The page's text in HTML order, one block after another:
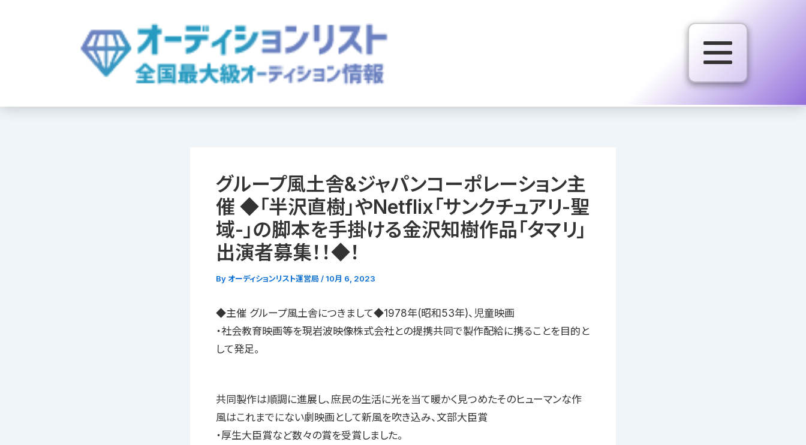
グループ風土舎&ジャパンコーポレーション主
催 ◆「半沢直樹」やNetflix「サンクチュアリ-聖
域-」の脚本を手掛ける金沢知樹作品「タマリ」
出演者募集！！◆！
By オーディションリスト運営局 /10月 6, 2023
◆主催 グループ風土舎につきまして◆1978年(昭和53年)、児童映画
・社会教育映画等を現岩波映像株式会社との提携共同で製作配給に携ることを目的と
して発足。
共同製作は順調に進展し、庶民の生活に光を当て暖かく見つめたそのヒューマンな作
風はこれまでにない劇映画として新風を吹き込み、文部大臣賞
・厚生大臣賞など数々の賞を受賞しました。